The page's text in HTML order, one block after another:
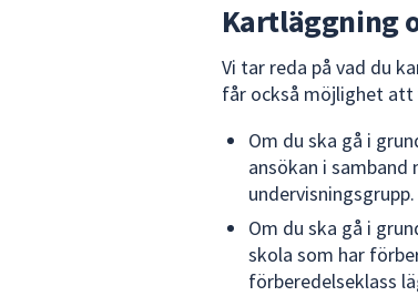
Kartläggning
Vi tar reda på vad du
får också möjlighet att
Om du ska gå i
ansökan i
undervisningsgrupp.
Om du ska gå i
skola som har
förberedelseklass